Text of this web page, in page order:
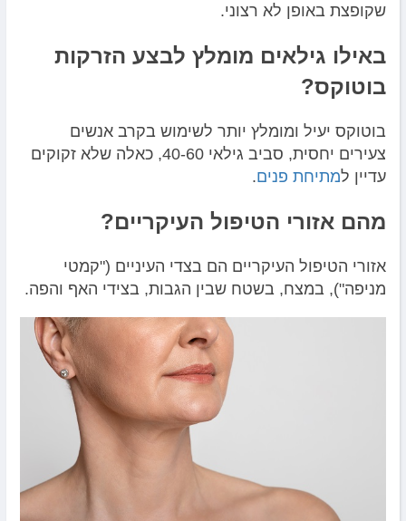
שקופצת באופן לא רצוני.
באילו גילאים מומלץ לבצע הזרקות
בוטוקס?
בוטוקס יעיל ומומלץ יותר לשימוש בקרב אנשים
צעירים יחסית, סביב גילאי 40-60, כאלה שלא זקוקים
עדיין למתיחת פנים.
מהם אזורי הטיפול העיקריים?
אזורי הטיפול העיקריים הם בצדי העיניים ("קמטי
מניפה"), במצח, בשטח שבין הגבות, בצידי האף והפה.